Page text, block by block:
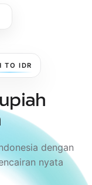
TO IDR
dengan
nyata